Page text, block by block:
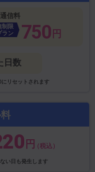
信料
制限
ラン
750 円
日数
リセットされます
円 （税込）
い日も発生します